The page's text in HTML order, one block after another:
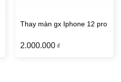
Thay màn gx Iphone 12 pro
2.000.000 ₫